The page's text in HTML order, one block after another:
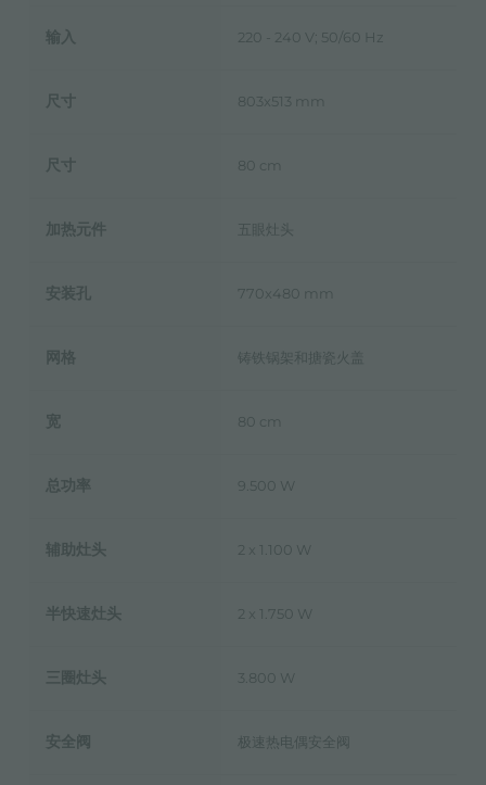
输入 220 - 240 V; 50/60 Hz
尺寸 803x513 mm
尺寸 80 cm
加热元件 五眼灶头
安装孔 770x480 mm
网格 铸铁锅架和搪瓷火盖
宽 80 cm
总功率 9.500 W
辅助灶头 2 x 1.100 W
半快速灶头 2 x 1.750 W
三圈灶头 3.800 W
安全阀 极速热电偶安全阀